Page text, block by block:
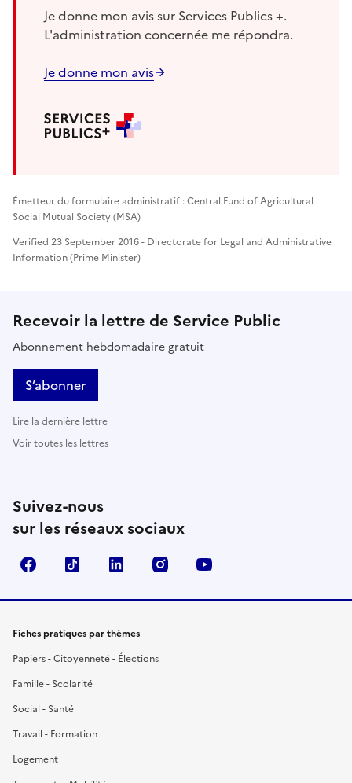
Je donne mon avis sur Services Publics +.
L'administration concernée me répondra.
Je donne mon avis
Émetteur du formulaire administratif : Central Fund of Agricultural
Social Mutual Society (MSA)
Verified 23 September 2016 - Directorate for Legal and Administrative
Information (Prime Minister)
Recevoir la lettre de Service Public
Abonnement hebdomadaire gratuit
S’abonner
Lire la dernière lettre
Voir toutes les lettres
Suivez-nous
sur les réseaux sociaux
FacebookTikTok LinkedIn Instagram
Fiches pratiques par thèmes
Papiers - Citoyenneté - Élections
Famille - Scolarité
Social - Santé
Travail - Formation
Logement